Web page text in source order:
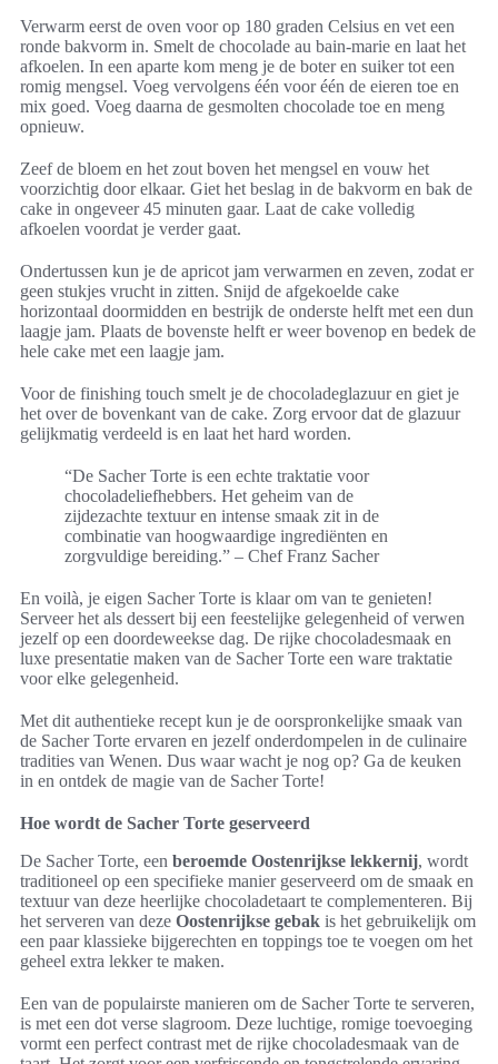
Verwarm eerst de oven voor op 180 graden Celsius en vet een
ronde bakvorm in. Smelt de chocolade au bain-marie en laat het
afkoelen. In een aparte kom meng je de boter en suiker tot een
romig mengsel. Voeg vervolgens één voor één de eieren toe en
mix goed. Voeg daarna de gesmolten chocolade toe en meng
opnieuw.
Zeef de bloem en het zout boven het mengsel en vouw het
voorzichtig door elkaar. Giet het beslag in de bakvorm en bak de
cake in ongeveer 45 minuten gaar. Laat de cake volledig
afkoelen voordat je verder gaat.
Ondertussen kun je de apricot jam verwarmen en zeven, zodat er
geen stukjes vrucht in zitten. Snijd de afgekoelde cake
horizontaal doormidden en bestrijk de onderste helft met een dun
laagje jam. Plaats de bovenste helft er weer bovenop en bedek de
hele cake met een laagje jam.
Voor de finishing touch smelt je de chocoladeglazuur en giet je
het over de bovenkant van de cake. Zorg ervoor dat de glazuur
gelijkmatig verdeeld is en laat het hard worden.
“De Sacher Torte is een echte traktatie voor
chocoladeliefhebbers. Het geheim van de
zijdezachte textuur en intense smaak zit in de
combinatie van hoogwaardige ingrediënten en
zorgvuldige bereiding.” – Chef Franz Sacher
En voilà, je eigen Sacher Torte is klaar om van te genieten!
Serveer het als dessert bij een feestelijke gelegenheid of verwen
jezelf op een doordeweekse dag. De rijke chocoladesmaak en
luxe presentatie maken van de Sacher Torte een ware traktatie
voor elke gelegenheid.
Met dit authentieke recept kun je de oorspronkelijke smaak van
de Sacher Torte ervaren en jezelf onderdompelen in de culinaire
tradities van Wenen. Dus waar wacht je nog op? Ga de keuken
in en ontdek de magie van de Sacher Torte!
Hoe wordt de Sacher Torte geserveerd
De Sacher Torte, een beroemde Oostenrijkse lekkernij, wordt
traditioneel op een specifieke manier geserveerd om de smaak en
textuur van deze heerlijke chocoladetaart te complementeren. Bij
het serveren van deze Oostenrijkse gebak is het gebruikelijk om
een paar klassieke bijgerechten en toppings toe te voegen om het
geheel extra lekker te maken.
Een van de populairste manieren om de Sacher Torte te serveren,
is met een dot verse slagroom. Deze luchtige, romige toevoeging
vormt een perfect contrast met de rijke chocoladesmaak van de